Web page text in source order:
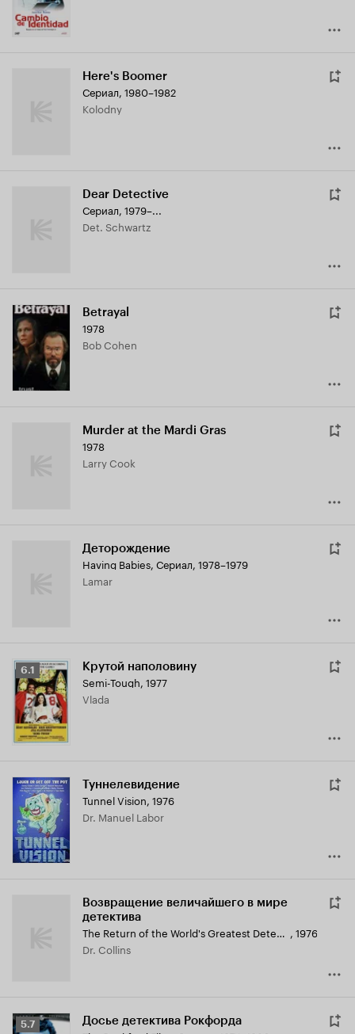
Here's Boomer
Сериал, 1980–1982
Kolodny
Dear Detective
Сериал, 1979–...
Det. Schwartz
Betrayal
1978
Bob Cohen
Murder at the Mardi Gras
1978
Larry Cook
Деторождение
Having Babies, Сериал, 1978–1979
Lamar
Рейтинг
Кинопоиска
6.1
6.1 Крутой наполовину
Semi-Tough, 1977
Vlada
Туннелевидение
Tunnel Vision, 1976
Dr. Manuel Labor
Возвращение величайшего в мире
детектива
The Return of the World's Greatest Detective , 1976
Dr. Collins
Рейтинг
5.7 Досье детектива Рокфорда